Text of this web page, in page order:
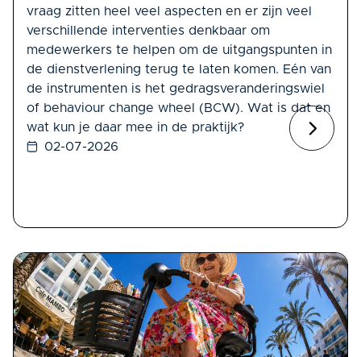
vraag zitten heel veel aspecten en er zijn veel
verschillende interventies denkbaar om
medewerkers te helpen om de uitgangspunten in
de dienstverlening terug te laten komen. Eén van
de instrumenten is het gedragsveranderingswiel
of behaviour change wheel (BCW). Wat is dat en
wat kun je daar mee in de praktijk?
02-07-2026